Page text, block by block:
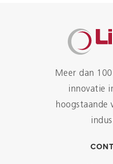
Meer dan
innovatie
hoogstaande